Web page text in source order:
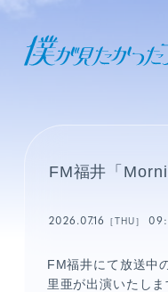
FM福井「
2026.07.16 ［THU］
FM福井にて放送中
里亜が出演いたしま